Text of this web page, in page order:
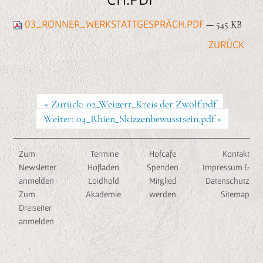
n
e 03_RONNER_WERKSTATTGESPRÄCH.PDF— 545 KB
« Zurück: 02_Weigert_Kreis der Zwölf.pdf
Weiter: 04_Rhien_Skizzenbewusstsein.pdf »
Zum
Newsletter
anmelden
Zum
Dreiseiter
anmelden
Termine
Hofladen
Loidhold
Akademie
Hofcafe
Spenden
Mitglied
werden
Kontakt
Impressum &
Datenschutz
Sitemap